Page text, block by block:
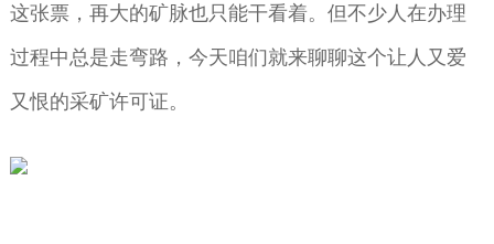
这张票，再大的矿脉也只能干看着。但不少人在办理
过程中总是走弯路，今天咱们就来聊聊这个让人又爱
又恨的采矿许可证。